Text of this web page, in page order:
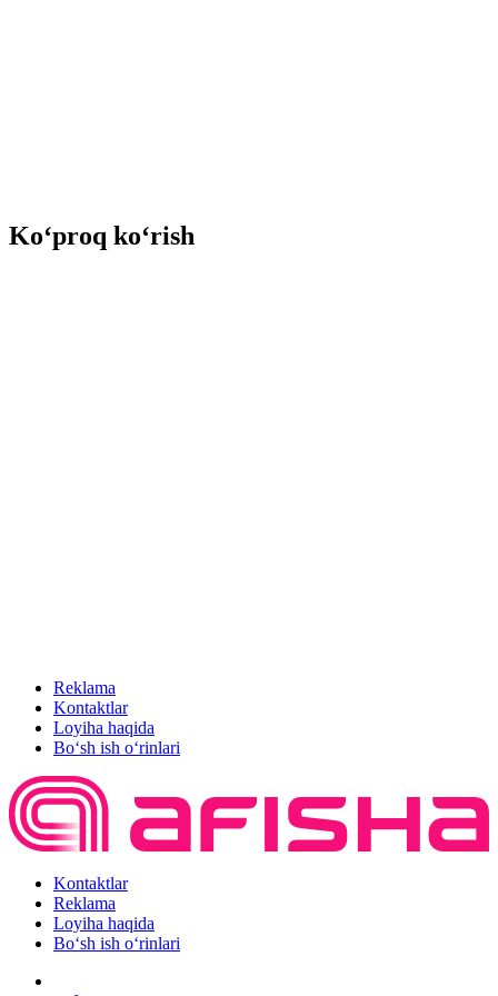
Ko‘proq ko‘rish
Reklama
Kontaktlar
Loyiha haqida
Bo‘sh ish o‘rinlari
Kontaktlar
Reklama
Loyiha haqida
Bo‘sh ish o‘rinlari